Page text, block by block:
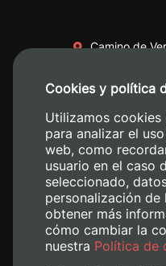
Camino de
+34
Cookies y política
Utilizamos
para analizar el
web, como
usuario en el caso
seleccionado,
personalización de
obtener más
cómo cambiar la
nuestra Política de